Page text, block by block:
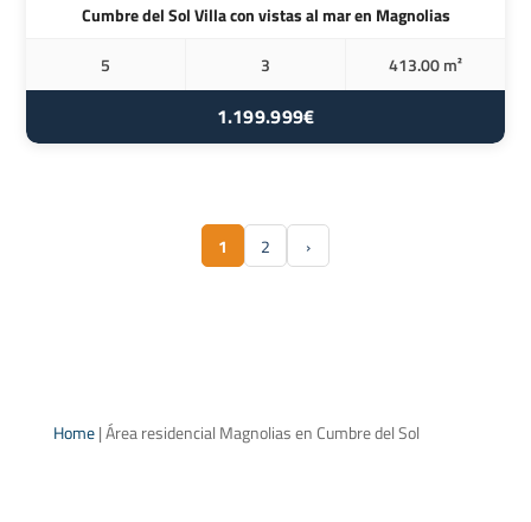
Cumbre del Sol Villa con vistas al mar en Magnolias
5
3 413.00 m²
1.199.999€
1 2 ›
Home|Área residencial Magnolias en Cumbre del Sol